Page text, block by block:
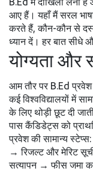
आए हैं। यहाँ मैं सरल
करते हैं, कौन-कौन से
ध्यान दें। हर बात सीधे
योग्यता और
आम तौर पर B.Ed
कई विश्वविद्यालयों में
के लिए थोड़ी छूट दी
पास कैंडिडेट्स को
प्रवेश की सामान्य
→ रिजल्ट और मेरिट
सत्यापन → फीस जमा